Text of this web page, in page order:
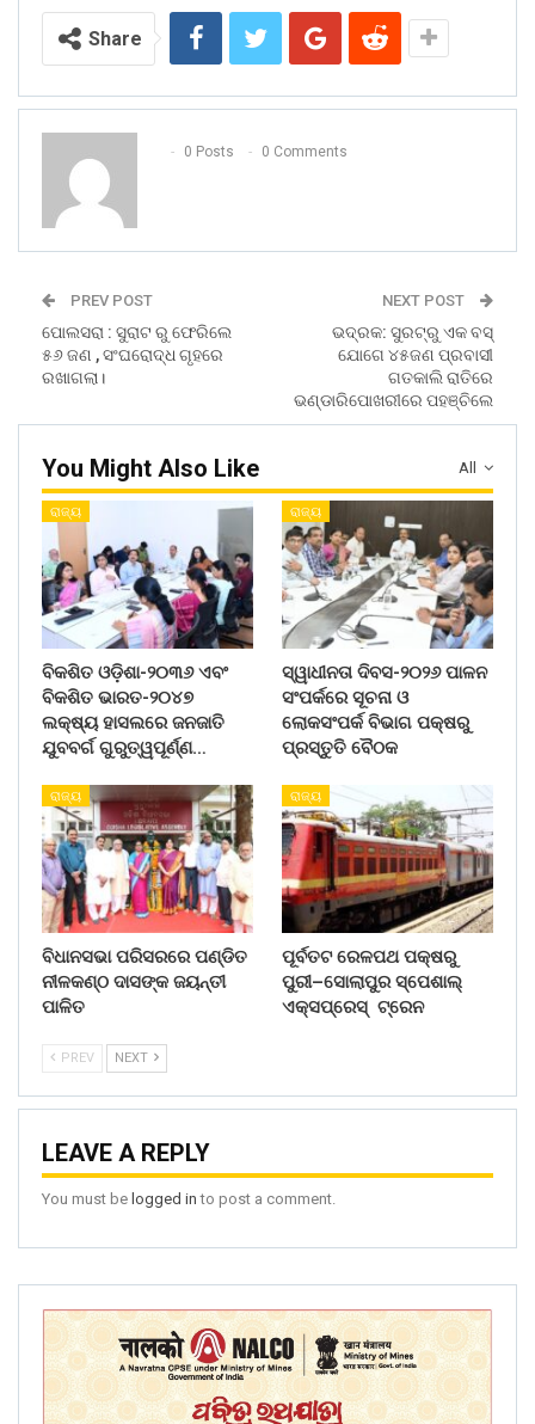
Share
0 Posts 0 Comments
PREV POST
ପୋଲସରା : ସୁରାଟ ରୁ ଫେରିଲେ
୫୬ ଜଣ , ସଂଘରୋଦ୍ଧ ଗୃହରେ
ରଖାଗଲା।
NEXT POST
ଭଦ୍ରକ: ସୁରଟ୍‍ରୁ ଏକ ବସ୍‍
ଯୋଗେ ୪୫ଜଣ ପ୍ରବାସୀ
ଗତକାଲି ରାତିରେ
ଭଣ୍ଡାରିପୋଖରୀରେ ପହଞ୍ଚିଲେ
All
You Might Also Like
ରାଜ୍ୟ
ବିକଶିତ ଓଡ଼ିଶା-୨୦୩୬ ଏବଂ
ବିକଶିତ ଭାରତ-୨୦୪୭
ଲକ୍ଷ୍ୟ ହାସଲରେ ଜନଜାତି
ଯୁବବର୍ଗ ଗୁରୁତ୍ୱପୂର୍ଣ୍ଣ…
ରାଜ୍ୟ
ସ୍ୱାଧୀନତା ଦିବସ-୨୦୨୬ ପାଳନ
ସଂପର୍କରେ ସୂଚନା ଓ
ଲୋକସଂପର୍କ ବିଭାଗ ପକ୍ଷରୁ
ପ୍ରସ୍ତୁତି ବୈଠକ
ରାଜ୍ୟ
ବିଧାନସଭା ପରିସରରେ ପଣ୍ଡିତ
ନୀଳକଣ୍ଠ ଦାସଙ୍କ ଜୟନ୍ତୀ
ପାଳିତ
ରାଜ୍ୟ
ପୂର୍ବତଟ ରେଳପଥ ପକ୍ଷରୁ
ପୁରୀ–ସୋଲାପୁର ସ୍ପେଶାଲ୍
ଏକ୍ସପ୍ରେସ୍ ଟ୍ରେନ
PREV NEXT
LEAVE A REPLY
You must be logged in to post a comment.